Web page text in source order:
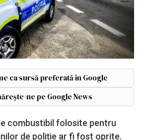
ca sursă preferată în Google
ne pe Google News
combustibil folosite pentru
de poliție ar fi fost oprite.